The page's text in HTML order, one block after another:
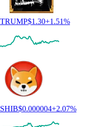
TRUMP$1.30+1.51%
SHIB$0.000004+2.07%